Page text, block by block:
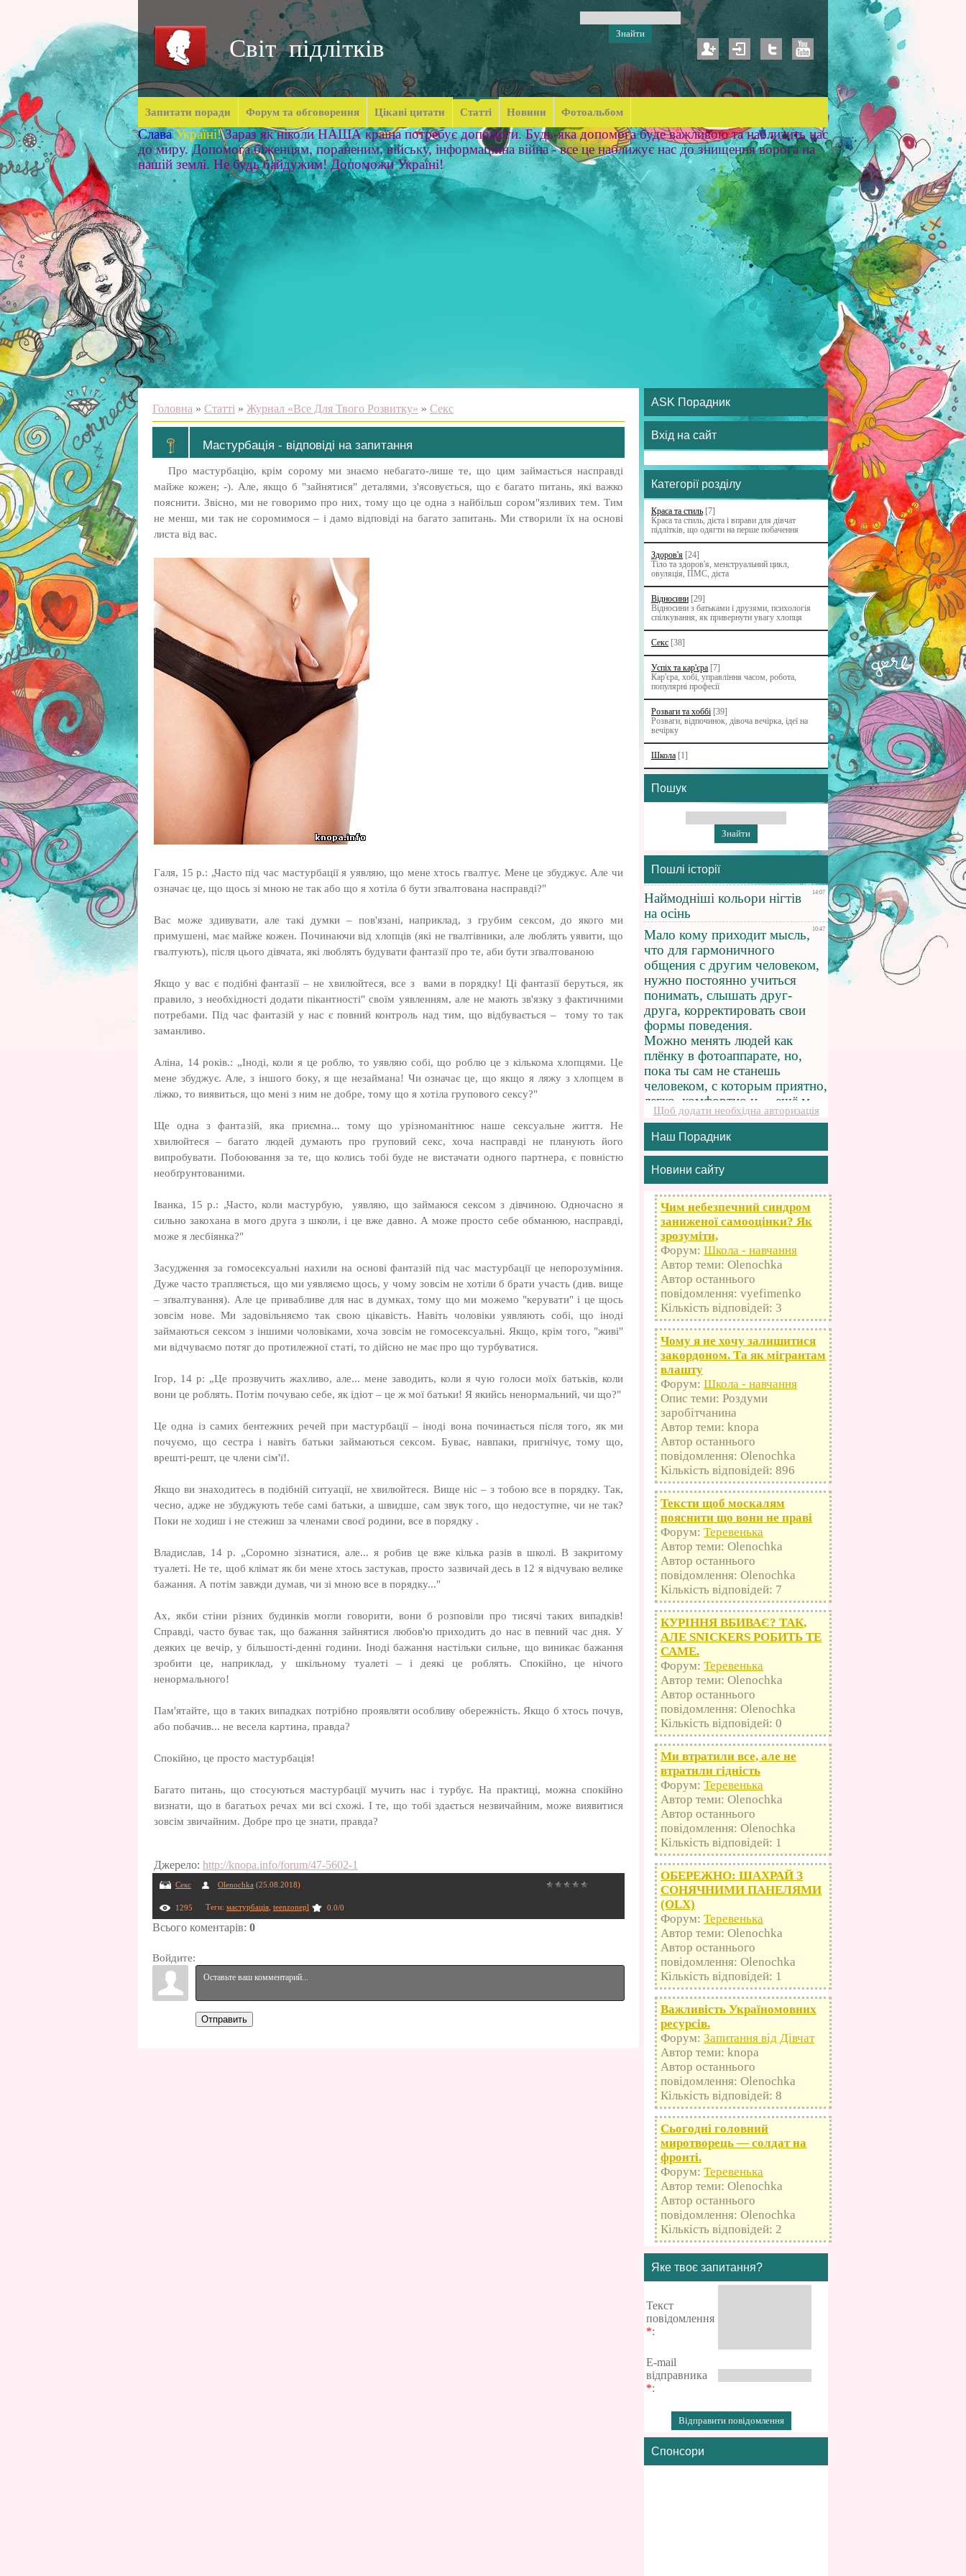
Світ підлітків
Запитати поради Форум та обговорення Цікаві цитати Статті Новини Фотоальбом
Слава Україні! Зараз як ніколи НАША країна потребує допомоги. Будь-яка допомога буде важливою та наблизить нас
до миру. Допомога біженцям, пораненим, війську, інформаційна війна - все це наближує нас до знищення ворога на
нашій землі. Не будь байдужим! Допоможи Україні!
Головна » Статті » Журнал «Все Для Твого Розвитку» » Секс
Мастурбація - відповіді на запитання
Про мастурбацію, крім сорому ми знаємо небагато-лише те, що цим займається насправді
майже кожен; -). Але, якщо б "зайнятися" деталями, з'ясовується, що є багато питань, які важко
пояснити. Звісно, ми не говоримо про них, тому що це одна з найбільш сором"язливих тем. Тим
не менш, ми так не соромимося – і дамо відповіді на багато запитань. Ми створили їх на основі
листа від вас.
Галя, 15 р.: „Часто під час мастурбації я уявляю, що мене хтось гвалтує. Мене це збуджує. Але чи
означає це, що щось зі мною не так або що я хотіла б бути зґвалтована насправді?"
Вас може здивувати, але такі думки – пов'язані, наприклад, з грубим сексом, до якого ми
примушені, має майже кожен. Починаючи від хлопців (які не гвалтівники, але люблять уявити, що
гвалтують), після цього дівчата, які люблять будувати фантазії про те, аби бути зґвалтованою
Якщо у вас є подібні фантазії – не хвилюйтеся, все з вами в порядку! Ці фантазії беруться, як
правило, з необхідності додати пікантності" своїм уявленням, але не мають зв'язку з фактичними
потребами. Під час фантазій у нас є повний контроль над тим, що відбувається – тому то так
заманливо.
Аліна, 14 років.: „Іноді, коли я це роблю, то уявляю собі, що роблю це з кількома хлопцями. Це
мене збуджує. Але, з іншого боку, я ще незаймана! Чи означає це, що якщо я ляжу з хлопцем в
ліжко, то виявиться, що мені з ним не добре, тому що я хотіла групового сексу?"
Ще одна з фантазій, яка приємна... тому що урізноманітнює наше сексуальне життя. Не
хвилюйтеся – багато людей думають про груповий секс, хоча насправді не планують його
випробувати. Побоювання за те, що колись тобі буде не вистачати одного партнера, є повністю
необґрунтованими.
Іванка, 15 р.: „Часто, коли мастурбую, уявляю, що займаюся сексом з дівчиною. Одночасно я
сильно закохана в мого друга з школи, і це вже давно. А може просто себе обманюю, насправді,
може я лесбіянка?"
Засудження за гомосексуальні нахили на основі фантазій під час мастурбації це непорозуміння.
Дуже часто трапляється, що ми уявляємо щось, у чому зовсім не хотіли б брати участь (див. вище
– зґвалтування). Але це привабливе для нас в думках, тому що ми можемо "керувати" і це щось
зовсім нове. Ми задовільняємо так свою цікавість. Навіть чоловіки уявляють собі, що іноді
займаються сексом з іншими чоловіками, хоча зовсім не гомосексуальні. Якщо, крім того, "живі"
ми відчуваємо потяг до протилежної статі, то дійсно не має про що турбуватися.
Ігор, 14 р: „Це прозвучить жахливо, але... мене заводить, коли я чую голоси моїх батьків, коли
вони це роблять. Потім почуваю себе, як ідіот – це ж мої батьки! Я якийсь ненормальний, чи що?"
Це одна із самих бентежних речей при мастурбації – іноді вона починається після того, як ми
почуємо, що сестра і навіть батьки займаються сексом. Буває, навпаки, пригнічує, тому що,
врешті-решт, це члени сім'ї!.
Якщо ви знаходитесь в подібній ситуації, не хвилюйтеся. Вище ніс – з тобою все в порядку. Так,
чесно, адже не збуджують тебе самі батьки, а швидше, сам звук того, що недоступне, чи не так?
Поки не ходиш і не стежиш за членами своєї родини, все в порядку .
Владислав, 14 р. „Соромно зізнатися, але... я робив це вже кілька разів в школі. В закритому
туалеті. Не те, щоб клімат як би мене хтось застукав, просто зазвичай десь в 12 я відчуваю велике
бажання. А потім завжди думав, чи зі мною все в порядку..."
Ах, якби стіни різних будинків могли говорити, вони б розповіли про тисячі таких випадків!
Справді, часто буває так, що бажання зайнятися любов'ю приходить до нас в певний час дня. У
деяких це вечір, у більшості-денні години. Іноді бажання настільки сильне, що виникає бажання
зробити це, наприклад, у шкільному туалеті – і деякі це роблять. Спокійно, це нічого
ненормального!
Пам'ятайте, що в таких випадках потрібно проявляти особливу обережність. Якщо б хтось почув,
або побачив... не весела картина, правда?
Спокійно, це просто мастурбація!
Багато питань, що стосуються мастурбації мучить нас і турбує. На практиці, можна спокійно
визнати, що в багатьох речах ми всі схожі. І те, що тобі здається незвичайним, може виявитися
зовсім звичайним. Добре про це знати, правда?
Джерело: http://knopa.info/forum/47-5602-1
Секс Olenochka (25.08.2018)
1295 Теги: мастурбація teenzonepl 0.0/0
Всього коментарів: 0
Войдите:
Отправить
ASK Порадник
Вхід на сайт
Категорії розділу
Краса та стиль [7]
Краса та стиль, дієта і вправи для дівчат
підлітків, що одягти на перше побачення
Здоров'я [24]
Тіло та здоров'я, менструальний цикл,
овуляція, ПМС, дієта
Відносини [29]
Відносини з батьками i друзями, психологія
спілкування, як привернути увагу хлопця
Секс [38]
Успіх та кар'єра [7]
Кар'єра, хобі, управління часом, робота,
популярні професії
Розваги та хоббі [39]
Розваги, відпочинок, дівоча вечірка, ідеї на
вечірку
Школа [1]
Пошук
Пошлі історії
Щоб додати необхідна авторизація
Наш Порадник
Новини сайту
Чим небезпечний синдром
заниженої самооцінки? Як
зрозуміти,
Форум: Школа - навчання
Автор теми: Olenochka
Автор останнього
повідомлення: vyefimenko
Кількість відповідей: 3
Чому я не хочу залишитися
закордоном. Та як мігрантам
влашту
Форум: Школа - навчання
Опис теми: Роздуми
заробітчанина
Автор теми: knopa
Автор останнього
повідомлення: Olenochka
Кількість відповідей: 896
Тексти щоб москалям
пояснити що вони не праві
Форум: Теревенька
Автор теми: Olenochka
Автор останнього
повідомлення: Olenochka
Кількість відповідей: 7
КУРІННЯ ВБИВАЄ? ТАК,
АЛЕ SNICKERS РОБИТЬ ТЕ
САМЕ.
Форум: Теревенька
Автор теми: Olenochka
Автор останнього
повідомлення: Olenochka
Кількість відповідей: 0
Ми втратили все, але не
втратили гідність
Форум: Теревенька
Автор теми: Olenochka
Автор останнього
повідомлення: Olenochka
Кількість відповідей: 1
ОБЕРЕЖНО: ШАХРАЙ З
СОНЯЧНИМИ ПАНЕЛЯМИ
(OLX)
Форум: Теревенька
Автор теми: Olenochka
Автор останнього
повідомлення: Olenochka
Кількість відповідей: 1
Важливість Україномовних
ресурсів.
Форум: Запитання від Дівчат
Автор теми: knopa
Автор останнього
повідомлення: Olenochka
Кількість відповідей: 8
Сьогодні головний
миротворець — солдат на
фронті.
Форум: Теревенька
Автор теми: Olenochka
Автор останнього
повідомлення: Olenochka
Кількість відповідей: 2
Яке твоє запитання?
Текст
повідомлення
*:
E-mail
відправника
*:
Спонсори